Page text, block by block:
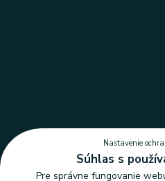
Nastavenie
Súhlas s
Pre správne fungovanie